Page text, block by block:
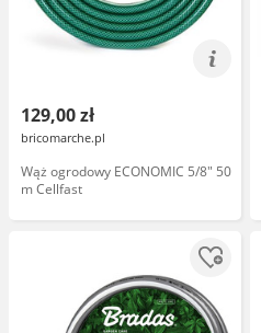
129,00 zł
bricomarche.pl
Wąż ogrodowy ECONOMIC 5/8" 50
m Cellfast